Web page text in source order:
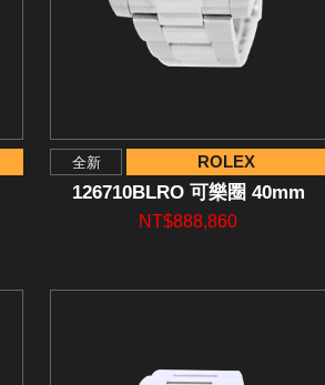
全新 ROLEX
126710BLRO 可樂圈 40mm
NT$888,860